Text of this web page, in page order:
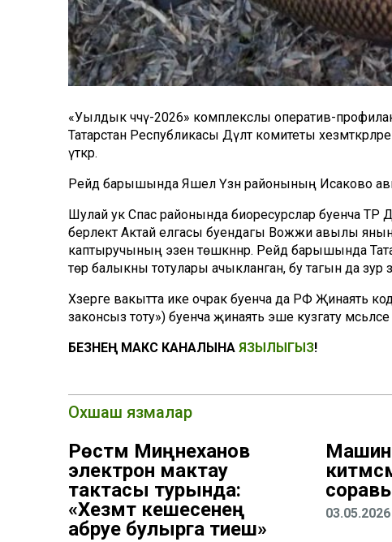
«Уылдык чәчү-2026» комплекслы оператив-
Татарстан Республикасы Дәүләт комитеты
үткәрә.
Рейд барышында Яшел Үзән районының Исаково
Шулай ук Спас районында биоресурслар буенча ТР
берлектә Актай елгасы буендагы Вожжи авылы
каптыручының эзенә төшкәннәр. Рейд барышында
төр балыкны тотулары ачыкланган, бу тагын да зур
Хәзерге вакытта ике очрак буенча да РФ Җинаять
законсыз тоту») буенча җинаять эше кузгату мәсьәләсе
БЕЗНЕҢ МАКС КАНАЛЫНА ЯЗЫЛЫГЫЗ!
Охшаш язмалар
Рөстәм Миңнеханов
электрон мактау
тактасы турында:
«Хезмәт кешесенең
абруе булырга тиеш»
03.05.2026